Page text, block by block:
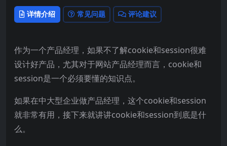
详情介绍 常见问题 评论建议
作为一个产品经理，如果不了解cookie和session很难
设计好产品，尤其对于网站产品经理而言，cookie和
session是一个必须要懂的知识点。
如果在中大型企业做产品经理，这个cookie和session
就非常有用，接下来就讲讲cookie和session到底是什
么。